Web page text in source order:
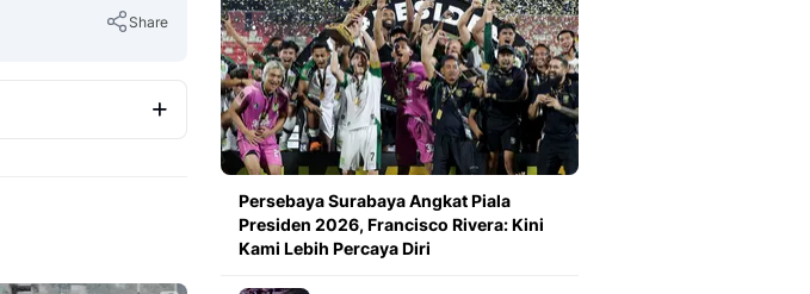
Share
Persebaya Surabaya Angkat Piala
Presiden 2026, Francisco Rivera: Kini
Kami Lebih Percaya Diri